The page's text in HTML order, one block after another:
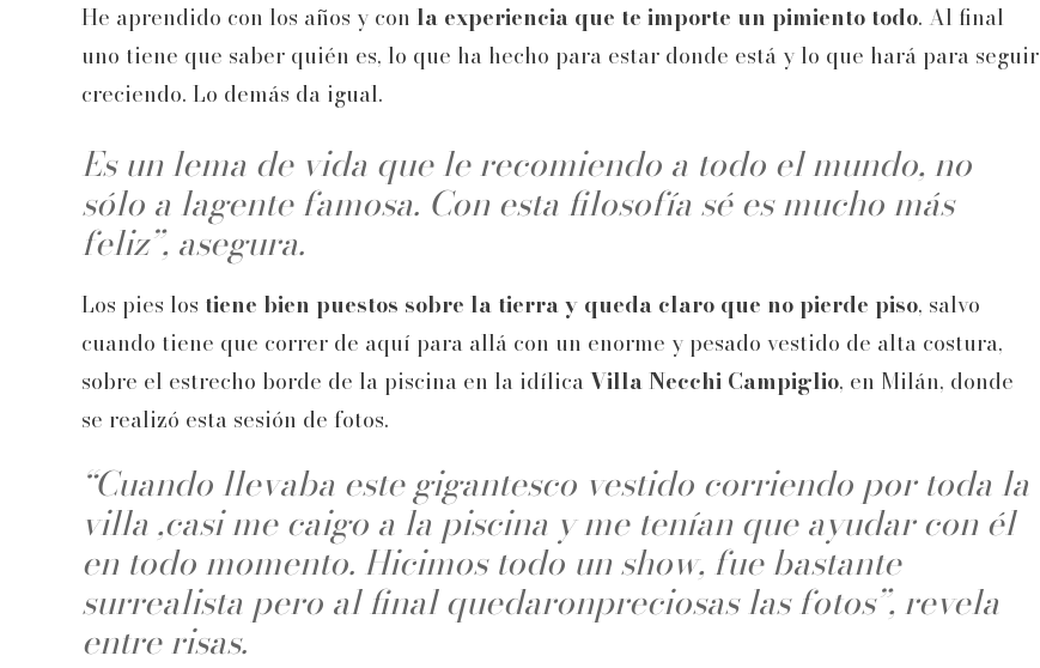
He aprendido con los años y con la experiencia que te importe un pimiento todo. Al final
uno tiene que saber quién es, lo que ha hecho para estar donde está y lo que hará para seguir
creciendo. Lo demás da igual.
Es un lema de vida que le recomiendo a todo el mundo, no
sólo a lagente famosa. Con esta filosofía sé es mucho más
feliz”, asegura.
Los pies los tiene bien puestos sobre la tierra y queda claro que no pierde piso, salvo
cuando tiene que correr de aquí para allá con un enorme y pesado vestido de alta costura,
sobre el estrecho borde de la piscina en la idílica Villa Necchi Campiglio, en Milán, donde
se realizó esta sesión de fotos.
“Cuando llevaba este gigantesco vestido corriendo por toda la
villa ,casi me caigo a la piscina y me tenían que ayudar con él
en todo momento. Hicimos todo unshow, fue bastante
surrealista pero al final quedaronpreciosas las fotos”, revela
entre risas.